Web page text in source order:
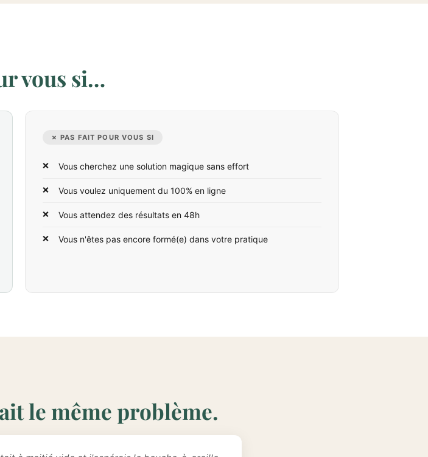
vous si…
✗ PAS FAIT POUR VOUS SI
Vous cherchez une solution magique sans effort
Vous voulez uniquement du 100% en ligne
Vous attendez des résultats en 48h
Vous n'êtes pas encore formé(e) dans votre pratique
le même problème.